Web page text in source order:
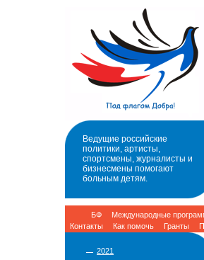
Ведущие российские
политики, артисты,
спортсмены, журналисты и
бизнесмены помогают
больным детям.
БФ Международные
Контакты
Как помочь Гранты
2021